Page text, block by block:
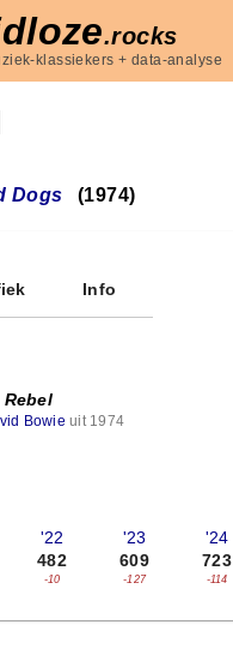
.rocks
klassiekers + data-analyse
Dogs (1974)
Info
Rebel
Bowie uit 1974
'22
482
-10
'23
609
-127
'24
723
-114